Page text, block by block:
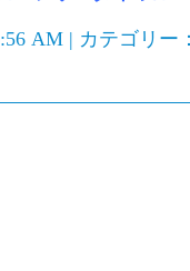
AM | カテゴリー